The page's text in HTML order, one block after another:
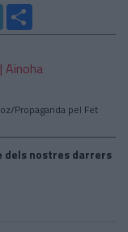
Telegram
Propaganda pel Fet
dels nostres darrers